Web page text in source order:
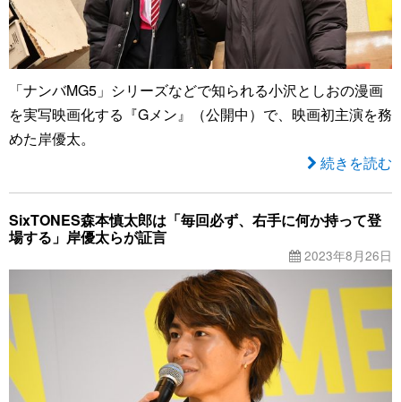
「ナンバMG5」シリーズなどで知られる小沢としおの漫画
を実写映画化する『Gメン』（公開中）で、映画初主演を務
めた岸優太。
続きを読む
SixTONES森本慎太郎は「毎回必ず、右手に何か持って登
場する」岸優太らが証言
2023年8月26日